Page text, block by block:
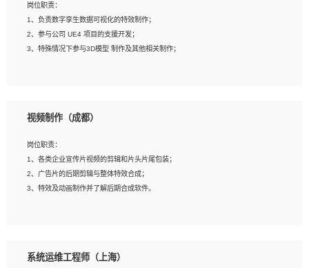
4、有良好的沟通能力和团队合作意识；
5、开发过 HoloLens 程序者优先。
岗位职责：
1、负责数字孪生数据可视化的特效制作；
2、参与公司 UE4 项目的支援开发；
3、特殊情况下参与3D模型 制作及其他相关制作；
上；
3、想象力丰富, 有一定的艺术审美深度；
4、有良好的场景特效搭建功底；
5、熟悉 3Ds Max 或者 Maya；
6、有良好的沟通能力和团队合作意识；
视频制作（成都）
岗位职责：
1、各类企业宣传片视频的剪辑和片头片尾包装；
2、广告片的后期剪辑与整体特效合成；
3、特效及动画制作并了解后期合成软件。
2、熟练使用After Effect、Photo Shop、熟练掌握视频剪辑和特效包装软件；
系统运维工程师（上海）